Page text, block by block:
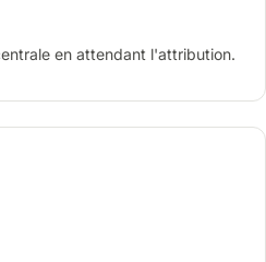
en attendant l'attribution.